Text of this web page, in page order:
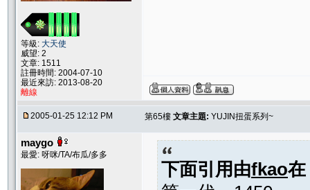
等級: 大天使
威望: 2
文章: 1511
註冊時間: 2004-07-10
最近來訪: 2013-08-20
離線
2005-01-25 12:12 PM 第65樓 文章主題: YUJIN扭蛋系列~
maygo
最愛: 呀咪/TA/布瓜/多多
下面引用由fkao在